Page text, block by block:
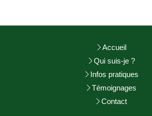
Accueil
Qui suis-je ?
Infos pratiques
Témoignages
Contact